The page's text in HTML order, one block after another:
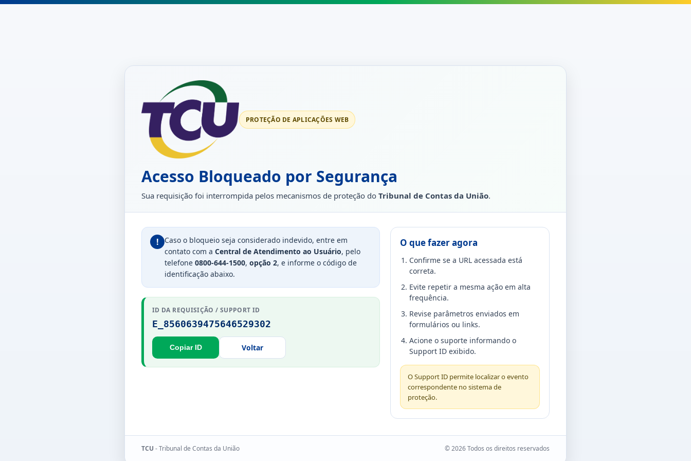
PROTEÇÃO DE APLICAÇÕES WEB
Acesso Bloqueado por Segurança
Sua requisição foi interrompida pelos mecanismos de proteção do Tribunal de Contas da União.
!
Caso o bloqueio seja considerado indevido, entre em
contato com a Central de Atendimento ao Usuário, pelo
telefone 0800-644-1500, opção 2, e informe o código de
identificação abaixo.
ID DA REQUISIÇÃO / SUPPORT ID
E_8560639475646529302
Copiar ID Voltar
O que fazer agora
Confirme se a URL acessada está
correta.
Evite repetir a mesma ação em alta
frequência.
Revise parâmetros enviados em
formulários ou links.
Acione o suporte informando o
Support ID exibido.
O Support ID permite localizar o evento
correspondente no sistema de
proteção.
TCU - Tribunal de Contas da União © 2026 Todos os direitos reservados